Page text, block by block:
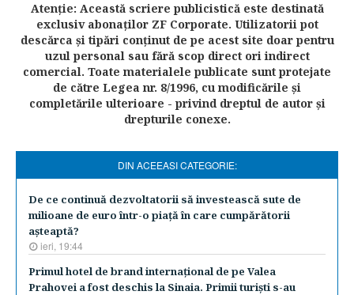
Atenţie: Această scriere publicistică este destinată
exclusiv abonaţilor ZF Corporate. Utilizatorii pot
descărca şi tipări conţinut de pe acest site doar pentru
uzul personal sau fără scop direct ori indirect
comercial. Toate materialele publicate sunt protejate
de către Legea nr. 8/1996, cu modificările şi
completările ulterioare - privind dreptul de autor şi
drepturile conexe.
DIN ACEEASI CATEGORIE:
De ce continuă dezvoltatorii să investească sute de
milioane de euro într-o piaţă în care cumpărătorii
aşteaptă?
ieri, 19:44
​Primul hotel de brand internaţional de pe Valea
Prahovei a fost deschis la Sinaia. Primii turişti s-au